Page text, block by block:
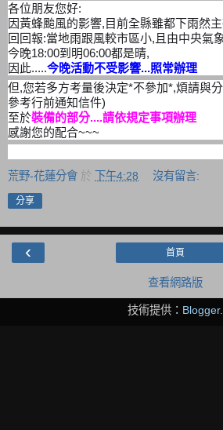
各位朋友您好:
因黃蜂颱風的影響,目前全縣雖都下雨然
回回報:當地雨跟風較市區小,且由中央氣
今晚18:00到明06:00都是晴,
因此.....今晚活動不受影響...照常辦理
但,您若多方考量後決定*不參加*,煩請與
參考行前通知信件)
至於裝備的部分....請依規定事項辦理
感謝您的配合~~~
荒野-花蓮分會 於 下午4:28 沒有留言:
分享
‹ 首頁
查看網路版
技術提供： Blogger.